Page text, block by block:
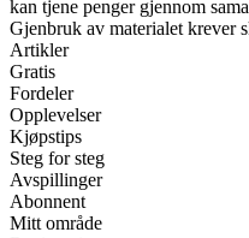
kan tjene penger gjennom
Gjenbruk av materialet krever
Artikler
Gratis
Fordeler
Opplevelser
Kjøpstips
Steg for steg
Avspillinger
Abonnent
Mitt område